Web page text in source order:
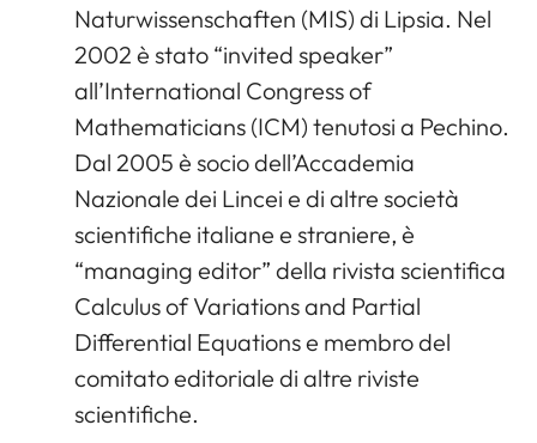
Naturwissenschaften (MIS) di Lipsia. Nel
2002 è stato “invited speaker”
all’International Congress of
Mathematicians (ICM) tenutosi a Pechino.
Dal 2005 è socio dell’Accademia
Nazionale dei Lincei e di altre società
scientifiche italiane e straniere, è
“managing editor” della rivista scientifica
Calculus of Variations and Partial
Differential Equations e membro del
comitato editoriale di altre riviste
scientifiche.